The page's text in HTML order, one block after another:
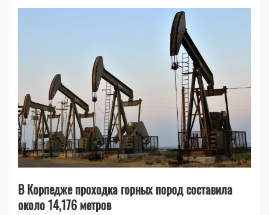
В Корпедже проходка горных пород составила
около 14,176 метров